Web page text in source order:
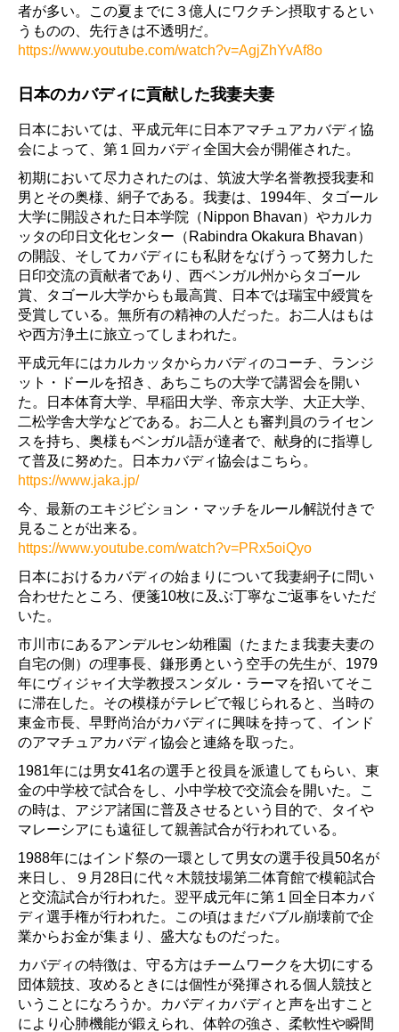
者が多い。この夏までに３億人にワクチン摂取するとい
うものの、先行きは不透明だ。
https://www.youtube.com/watch?v=AgjZhYvAf8o
日本のカバディに貢献した我妻夫妻
日本においては、平成元年に日本アマチュアカバディ協
会によって、第１回カバディ全国大会が開催された。
初期において尽力されたのは、筑波大学名誉教授我妻和
男とその奥様、絅子である。我妻は、1994年、タゴール
大学に開設された日本学院（Nippon Bhavan）やカルカ
ッタの印日文化センター（Rabindra Okakura Bhavan）
の開設、そしてカバディにも私財をなげうって努力した
日印交流の貢献者であり、西ベンガル州からタゴール
賞、タゴール大学からも最高賞、日本では瑞宝中綬賞を
受賞している。無所有の精神の人だった。お二人はもは
や西方浄土に旅立ってしまわれた。
平成元年にはカルカッタからカバディのコーチ、ランジ
ット・ドールを招き、あちこちの大学で講習会を開い
た。日本体育大学、早稲田大学、帝京大学、大正大学、
二松学舎大学などである。お二人とも審判員のライセン
スを持ち、奥様もベンガル語が達者で、献身的に指導し
て普及に努めた。日本カバディ協会はこちら。
https://www.jaka.jp/
今、最新のエキジビション・マッチをルール解説付きで
見ることが出来る。
https://www.youtube.com/watch?v=PRx5oiQyo
日本におけるカバディの始まりについて我妻絅子に問い
合わせたところ、便箋10枚に及ぶ丁寧なご返事をいただ
いた。
市川市にあるアンデルセン幼稚園（たまたま我妻夫妻の
自宅の側）の理事長、鎌形勇という空手の先生が、1979
年にヴィジャイ大学教授スンダル・ラーマを招いてそこ
に滞在した。その模様がテレビで報じられると、当時の
東金市長、早野尚治がカバディに興味を持って、インド
のアマチュアカバディ協会と連絡を取った。
1981年には男女41名の選手と役員を派遣してもらい、東
金の中学校で試合をし、小中学校で交流会を開いた。こ
の時は、アジア諸国に普及させるという目的で、タイや
マレーシアにも遠征して親善試合が行われている。
1988年にはインド祭の一環として男女の選手役員50名が
来日し、９月28日に代々木競技場第二体育館で模範試合
と交流試合が行われた。翌平成元年に第１回全日本カバ
ディ選手権が行われた。この頃はまだバブル崩壊前で企
業からお金が集まり、盛大なものだった。
カバディの特徴は、守る方はチームワークを大切にする
団体競技、攻めるときには個性が発揮される個人競技と
いうことになろうか。カバディカバディと声を出すこと
により心肺機能が鍛えられ、体幹の強さ、柔軟性や瞬間